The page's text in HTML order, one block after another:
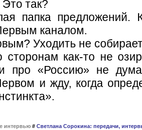
так?
папка предложений.
каналом.
Уходить не
сторонам как-то не
про «Россию» не
и жду, когда
интервью # Светлана Сорокина: передачи,